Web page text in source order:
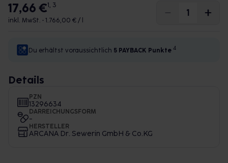
17,66 €1, 3
inkl. MwSt. • 1.766,00 € / l
Du erhältst voraussichtlich 5 PAYBACK Punkte 4
Details
PZN
13296634
DARREICHUNGSFORM
-
HERSTELLER
ARCANA Dr. Sewerin GmbH & Co.KG